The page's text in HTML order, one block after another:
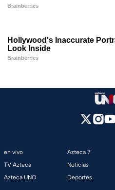
en vivo
TV Azteca
Azteca UNO
Azteca 7
Noticias
Deportes